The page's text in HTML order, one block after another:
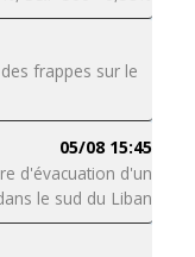
frappes sur le
05/08 15:45
d'évacuation d'un
le sud du Liban